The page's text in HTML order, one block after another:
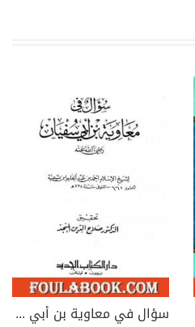
سؤال في معاوية بن أبي سفيان